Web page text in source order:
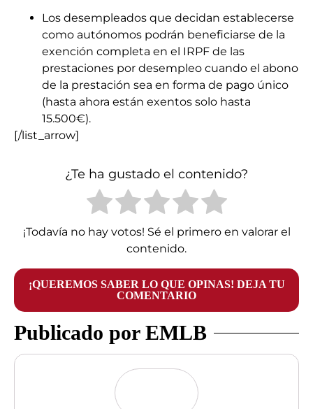
Los desempleados que decidan establecerse
como autónomos podrán beneficiarse de la
exención completa en el IRPF de las
prestaciones por desempleo cuando el abono
de la prestación sea en forma de pago único
(hasta ahora están exentos solo hasta
15.500€).
[/list_arrow]
¿Te ha gustado el contenido?
¡Todavía no hay votos! Sé el primero en valorar el
contenido.
¡QUEREMOS SABER LO QUE OPINAS! DEJA TU
COMENTARIO
Publicado por EMLB